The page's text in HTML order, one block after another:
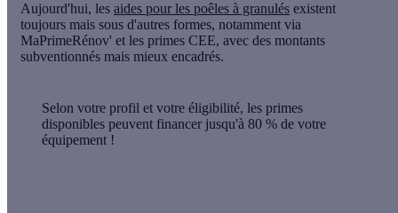
Aujourd'hui, les aides pour les poêles à granulés existent
toujours mais sous d'autres formes, notamment via
MaPrimeRénov' et les primes CEE, avec des montants
subventionnés mais mieux encadrés.
Selon votre profil et votre éligibilité, les primes
disponibles peuvent financer jusqu'à 80 % de votre
équipement !